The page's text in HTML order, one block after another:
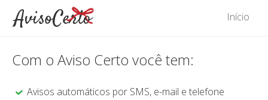
Início
Com o Aviso Certo você tem:
Avisos automáticos por SMS, e-mail e telefone